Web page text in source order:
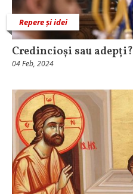
Repere și idei
Credincioși sau adepți?
04 Feb, 2024